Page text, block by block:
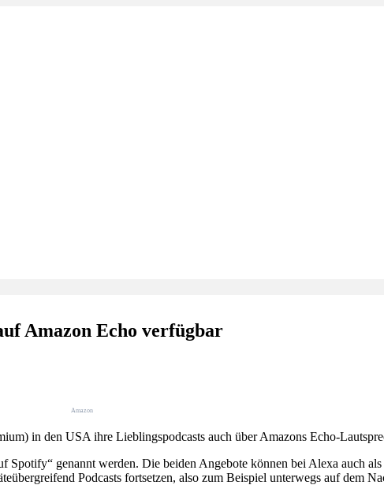
Amazon Echo verfügbar
Amazon
in den USA ihre Lieblingspodcasts auch über Amazons Echo-
Spotify“ genannt werden. Die beiden Angebote können bei Alexa auch
Podcasts fortsetzen, also zum Beispiel unterwegs auf dem